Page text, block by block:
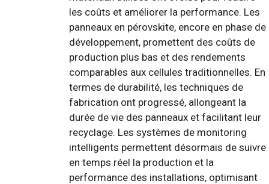
les coûts et améliorer la performance. Les
panneaux en pérovskite, encore en phase de
développement, promettent des coûts de
production plus bas et des rendements
comparables aux cellules traditionnelles. En
termes de durabilité, les techniques de
fabrication ont progressé, allongeant la
durée de vie des panneaux et facilitant leur
recyclage. Les systèmes de monitoring
intelligents permettent désormais de suivre
en temps réel la production et la
performance des installations, optimisant